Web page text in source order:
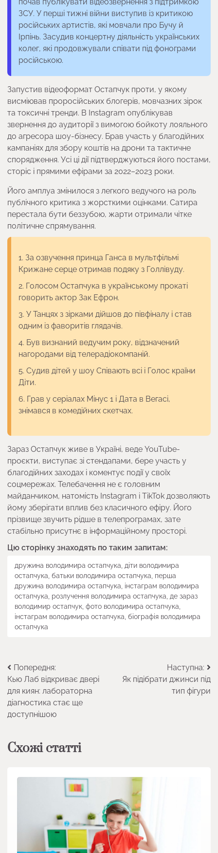
ЗСУ. У перші тижні війни виступив із критикою
російських артистів, які мовчали про Бучу й
Ірпінь. Засудив концертну діяльність українських
колег, які продовжували співати під фонограми
російською.
Запустив відеоформат Остапчук проти, у якому
висміював проросійських блогерів, мовчазних зірок
та токсичні тренди. В Instagram опублікував
звернення до аудиторії з вимогою бойкоту лояльного
до агресора шоу-бізнесу. Брав участь у благодійних
кампаніях для збору коштів на дрони та тактичне
спорядження. Усі ці дії підтверджуються його постами,
сторіс і прямими ефірами за 2022–2023 роки.
Його амплуа змінилося з легкого ведучого на роль
публічного критика з жорсткими оцінками. Сатира
перестала бути беззубою, жарти отримали чітке
політичне спрямування.
За озвучення принца Ганса в мультфільмі
Крижане серце отримав подяку з Голлівуду.
Голосом Остапчука в українському прокаті
говорить актор Зак Ефрон.
У Танцях з зірками дійшов до півфіналу і став
одним із фаворитів глядачів.
Був визнаний ведучим року, відзначений
нагородами від телерадіокомпаній.
Судив дітей у шоу Співають всі і Голос країни
Діти.
Грав у серіалах Мінус 1 і Дата в Вегасі,
знімався в комедійних скетчах.
Зараз Остапчук живе в Україні, веде YouTube-
проєкти, виступає зі стендапами, бере участь у
благодійних заходах і коментує події у своїх
соцмережах. Телебачення не є головним
майданчиком, натомість Instagram і TikTok дозволяють
йому зберігати вплив без класичного ефіру. Його
прізвище звучить рідше в телепрограмах, зате
стабільно присутнє в інформаційному просторі.
Цю сторінку знаходять по таким запитам:
дружина володимира остапчука, діти володимира
остапчука, батьки володимира остапчука, перша
дружина володимира остапчука, інстаграм володимира
остапчука, розлучення володимира остапчука, де зараз
володимир остапчук, фото володимира остапчука,
інстаграм володимира остапчука, біографія володимира
остапчука
Навігація
записів
Попередня:
Кью Лаб відкриває двері
для киян: лабораторна
діагностика стає ще
доступнішою
Наступна:
Як підібрати джинси під
тип фігури
Схожі статті